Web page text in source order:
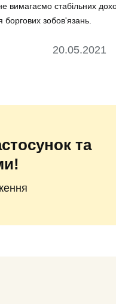
стабільних
боргових зобов'язань.
20.05.2021
та